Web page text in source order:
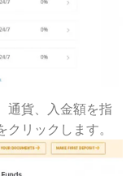
通貨、入金額を指
リックします。